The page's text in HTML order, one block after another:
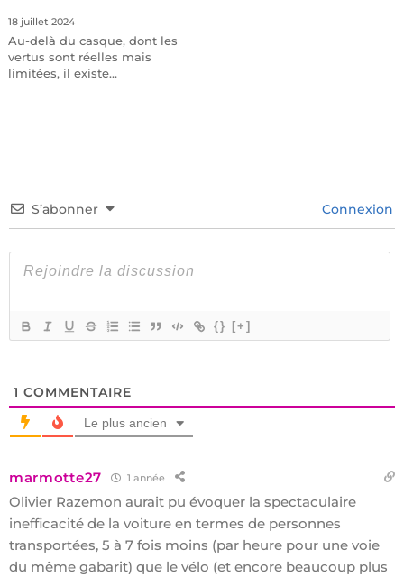
18 juillet 2024
Au-delà du casque, dont les
vertus sont réelles mais
limitées, il existe…
S’abonner Connexion
{} [+]
1 COMMENTAIRE
Le plus ancien
marmotte27 1 année
Olivier Razemon aurait pu évoquer la spectaculaire
inefficacité de la voiture en termes de personnes
transportées, 5 à 7 fois moins (par heure pour une voie
du même gabarit) que le vélo (et encore beaucoup plus